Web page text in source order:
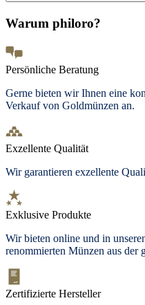
Warum philoro?
Persönliche Beratung
Gerne bieten wir Ihnen eine
Verkauf von Goldmünzen an.
Exzellente Qualität
Wir garantieren exzellente
Exklusive Produkte
Wir bieten online und in
renommierten Münzen aus der
Zertifizierte Hersteller